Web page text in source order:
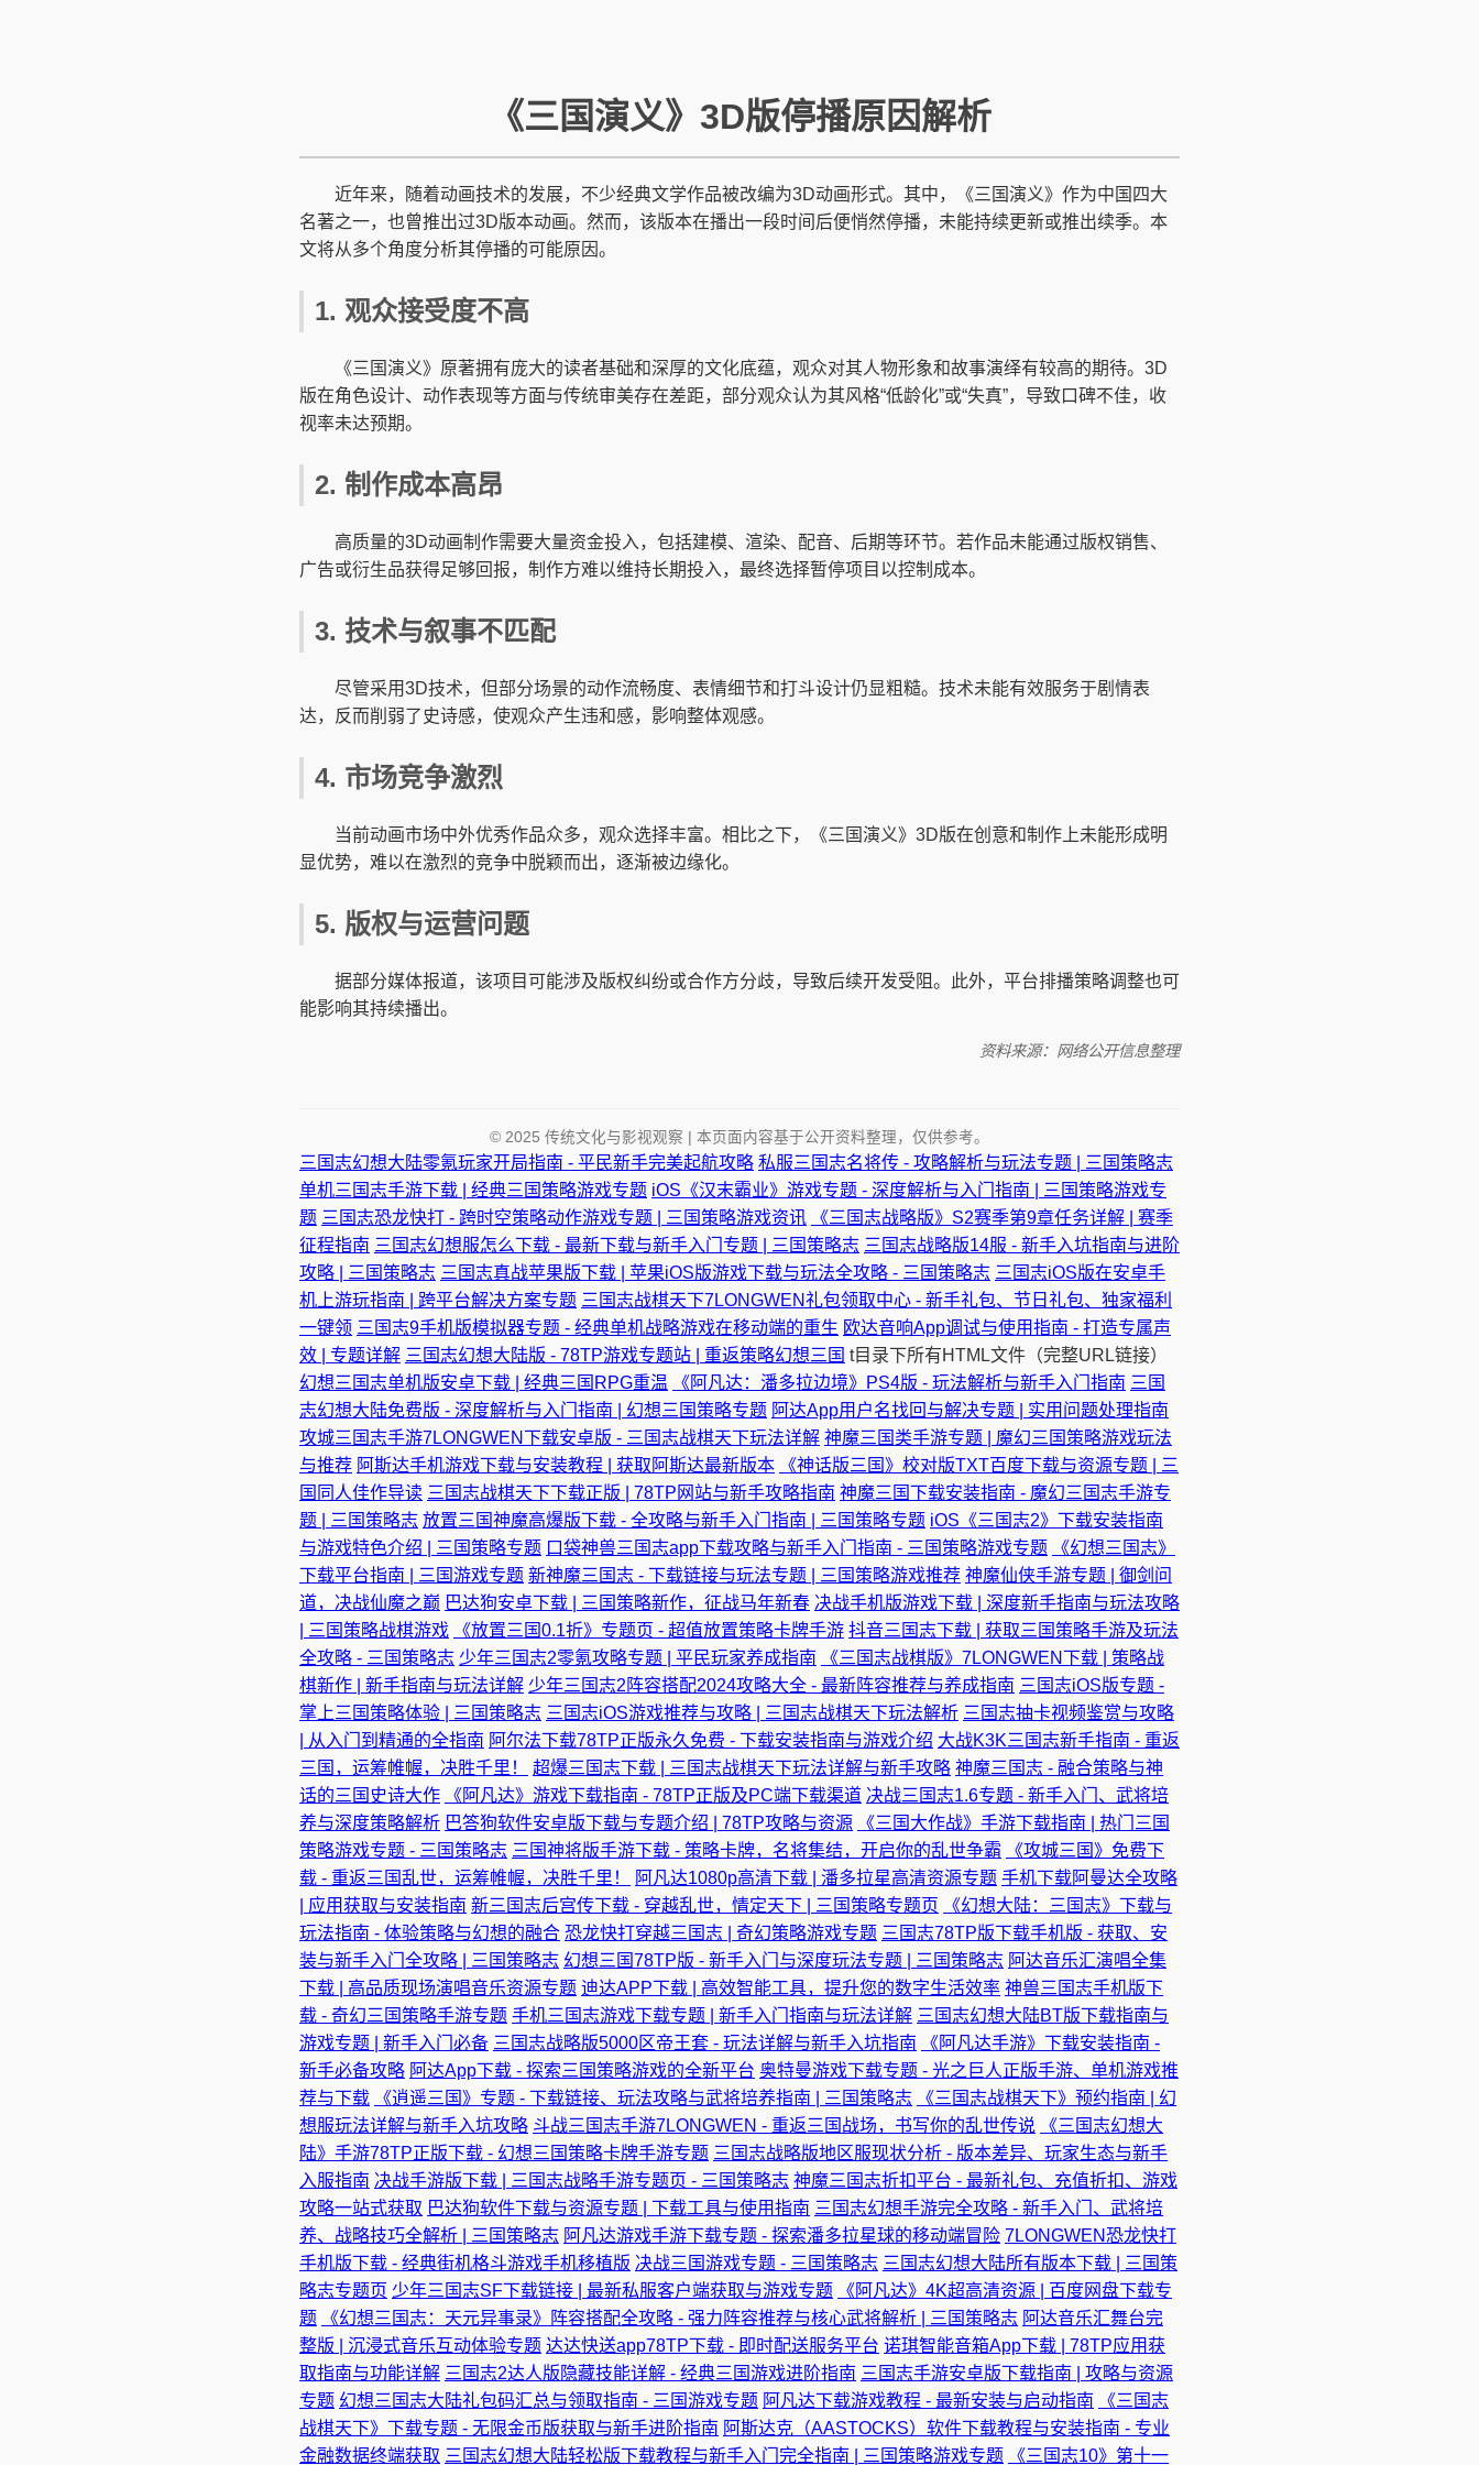
《三国演义》3D版停播原因解析
近年来，随着动画技术的发展，不少经典文学作品被改编为3D动画形式。其中，《三国演义》作为中国四大
名著之一，也曾推出过3D版本动画。然而，该版本在播出一段时间后便悄然停播，未能持续更新或推出续季。本
文将从多个角度分析其停播的可能原因。
1. 观众接受度不高
《三国演义》原著拥有庞大的读者基础和深厚的文化底蕴，观众对其人物形象和故事演绎有较高的期待。3D
版在角色设计、动作表现等方面与传统审美存在差距，部分观众认为其风格“低龄化”或“失真”，导致口碑不佳，收
视率未达预期。
2. 制作成本高昂
高质量的3D动画制作需要大量资金投入，包括建模、渲染、配音、后期等环节。若作品未能通过版权销售、
广告或衍生品获得足够回报，制作方难以维持长期投入，最终选择暂停项目以控制成本。
3. 技术与叙事不匹配
尽管采用3D技术，但部分场景的动作流畅度、表情细节和打斗设计仍显粗糙。技术未能有效服务于剧情表
达，反而削弱了史诗感，使观众产生违和感，影响整体观感。
4. 市场竞争激烈
当前动画市场中外优秀作品众多，观众选择丰富。相比之下，《三国演义》3D版在创意和制作上未能形成明
显优势，难以在激烈的竞争中脱颖而出，逐渐被边缘化。
5. 版权与运营问题
据部分媒体报道，该项目可能涉及版权纠纷或合作方分歧，导致后续开发受阻。此外，平台排播策略调整也可
能影响其持续播出。
资料来源：网络公开信息整理
© 2025 传统文化与影视观察 | 本页面内容基于公开资料整理，仅供参考。
三国志幻想大陆零氪玩家开局指南 - 平民新手完美起航攻略 私服三国志名将传 - 攻略解析与玩法专题 | 三国策略志
单机三国志手游下载 | 经典三国策略游戏专题 iOS《汉末霸业》游戏专题 - 深度解析与入门指南 | 三国策略游戏专
题 三国志恐龙快打 - 跨时空策略动作游戏专题 | 三国策略游戏资讯
《三国志战略版》S2赛季第9章任务详解 | 赛季
征程指南 三国志幻想服怎么下载 - 最新下载与新手入门专题 | 三国策略志 三国志战略版14服 - 新手入坑指南与进阶
攻略 | 三国策略志 三国志真战苹果版下载 | 苹果iOS版游戏下载与玩法全攻略 - 三国策略志 三国志iOS版在安卓手
机上游玩指南 | 跨平台解决方案专题 三国志战棋天下7LONGWEN礼包领取中心 - 新手礼包、节日礼包、独家福利
一键领 三国志9手机版模拟器专题 - 经典单机战略游戏在移动端的重生 欧达音响App调试与使用指南 - 打造专属声
效 | 专题详解 三国志幻想大陆版 - 78TP游戏专题站 | 重返策略幻想三国 t目录下所有HTML文件（完整URL链接）
幻想三国志单机版安卓下载 | 经典三国RPG重温
《阿凡达：潘多拉边境》PS4版 - 玩法解析与新手入门指南 三国
志幻想大陆免费版 - 深度解析与入门指南 | 幻想三国策略专题 阿达App用户名找回与解决专题 | 实用问题处理指南
攻城三国志手游7LONGWEN下载安卓版 - 三国志战棋天下玩法详解 神魔三国类手游专题 | 魔幻三国策略游戏玩法
与推荐 阿斯达手机游戏下载与安装教程 | 获取阿斯达最新版本
《神话版三国》校对版TXT百度下载与资源专题 | 三
国同人佳作导读 三国志战棋天下下载正版 | 78TP网站与新手攻略指南 神魔三国下载安装指南 - 魔幻三国志手游专
题 | 三国策略志 放置三国神魔高爆版下载 - 全攻略与新手入门指南 | 三国策略专题 iOS《三国志2》下载安装指南
与游戏特色介绍 | 三国策略专题 口袋神兽三国志app下载攻略与新手入门指南 - 三国策略游戏专题
《幻想三国志》
下载平台指南 | 三国游戏专题 新神魔三国志 - 下载链接与玩法专题 | 三国策略游戏推荐 神魔仙侠手游专题 | 御剑问
道，决战仙魔之巅 巴达狗安卓下载 | 三国策略新作，征战马年新春 决战手机版游戏下载 | 深度新手指南与玩法攻略
| 三国策略战棋游戏
《放置三国0.1折》专题页 - 超值放置策略卡牌手游 抖音三国志下载 | 获取三国策略手游及玩法
全攻略 - 三国策略志 少年三国志2零氪攻略专题 | 平民玩家养成指南
《三国志战棋版》7LONGWEN下载 | 策略战
棋新作 | 新手指南与玩法详解 少年三国志2阵容搭配2024攻略大全 - 最新阵容推荐与养成指南 三国志iOS版专题 -
掌上三国策略体验 | 三国策略志 三国志iOS游戏推荐与攻略 | 三国志战棋天下玩法解析 三国志抽卡视频鉴赏与攻略
| 从入门到精通的全指南 阿尔法下载78TP正版永久免费 - 下载安装指南与游戏介绍 大战K3K三国志新手指南 - 重返
三国，运筹帷幄，决胜千里！
超爆三国志下载 | 三国志战棋天下玩法详解与新手攻略 神魔三国志 - 融合策略与神
话的三国史诗大作
《阿凡达》游戏下载指南 - 78TP正版及PC端下载渠道 决战三国志1.6专题 - 新手入门、武将培
养与深度策略解析 巴答狗软件安卓版下载与专题介绍 | 78TP攻略与资源
《三国大作战》手游下载指南 | 热门三国
策略游戏专题 - 三国策略志 三国神将版手游下载 - 策略卡牌，名将集结，开启你的乱世争霸
《攻城三国》免费下
载 - 重返三国乱世，运筹帷幄，决胜千里！
阿凡达1080p高清下载 | 潘多拉星高清资源专题 手机下载阿曼达全攻略
| 应用获取与安装指南 新三国志后宫传下载 - 穿越乱世，情定天下 | 三国策略专题页
《幻想大陆：三国志》下载与
玩法指南 - 体验策略与幻想的融合 恐龙快打穿越三国志 | 奇幻策略游戏专题 三国志78TP版下载手机版 - 获取、安
装与新手入门全攻略 | 三国策略志 幻想三国78TP版 - 新手入门与深度玩法专题 | 三国策略志 阿达音乐汇演唱全集
下载 | 高品质现场演唱音乐资源专题 迪达APP下载 | 高效智能工具，提升您的数字生活效率 神兽三国志手机版下
载 - 奇幻三国策略手游专题 手机三国志游戏下载专题 | 新手入门指南与玩法详解 三国志幻想大陆BT版下载指南与
游戏专题 | 新手入门必备 三国志战略版5000区帝王套 - 玩法详解与新手入坑指南
《阿凡达手游》下载安装指南 -
新手必备攻略 阿达App下载 - 探索三国策略游戏的全新平台 奥特曼游戏下载专题 - 光之巨人正版手游、单机游戏推
荐与下载
《逍遥三国》专题 - 下载链接、玩法攻略与武将培养指南 | 三国策略志
《三国志战棋天下》预约指南 | 幻
想服玩法详解与新手入坑攻略 斗战三国志手游7LONGWEN - 重返三国战场，书写你的乱世传说
《三国志幻想大
陆》手游78TP正版下载 - 幻想三国策略卡牌手游专题 三国志战略版地区服现状分析 - 版本差异、玩家生态与新手
入服指南 决战手游版下载 | 三国志战略手游专题页 - 三国策略志 神魔三国志折扣平台 - 最新礼包、充值折扣、游戏
攻略一站式获取 巴达狗软件下载与资源专题 | 下载工具与使用指南 三国志幻想手游完全攻略 - 新手入门、武将培
养、战略技巧全解析 | 三国策略志 阿凡达游戏手游下载专题 - 探索潘多拉星球的移动端冒险 7LONGWEN恐龙快打
手机版下载 - 经典街机格斗游戏手机移植版 决战三国游戏专题 - 三国策略志 三国志幻想大陆所有版本下载 | 三国策
略志专题页 少年三国志SF下载链接 | 最新私服客户端获取与游戏专题
《阿凡达》4K超高清资源 | 百度网盘下载专
题
《幻想三国志：天元异事录》阵容搭配全攻略 - 强力阵容推荐与核心武将解析 | 三国策略志 阿达音乐汇舞台完
整版 | 沉浸式音乐互动体验专题 达达快送app78TP下载 - 即时配送服务平台 诺琪智能音箱App下载 | 78TP应用获
取指南与功能详解 三国志2达人版隐藏技能详解 - 经典三国游戏进阶指南 三国志手游安卓版下载指南 | 攻略与资源
专题 幻想三国志大陆礼包码汇总与领取指南 - 三国游戏专题 阿凡达下载游戏教程 - 最新安装与启动指南
《三国志
战棋天下》下载专题 - 无限金币版获取与新手进阶指南 阿斯达克（AASTOCKS）软件下载教程与安装指南 - 专业
金融数据终端获取 三国志幻想大陆轻松版下载教程与新手入门完全指南 | 三国策略游戏专题 《三国志10》第十一